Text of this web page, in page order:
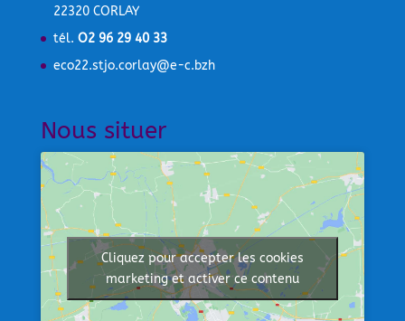
22320 CORLAY
tél. O2 96 29 40 33
eco22.stjo.corlay@e-c.bzh
Nous situer
Cliquez pour accepter les cookies
marketing et activer ce contenu